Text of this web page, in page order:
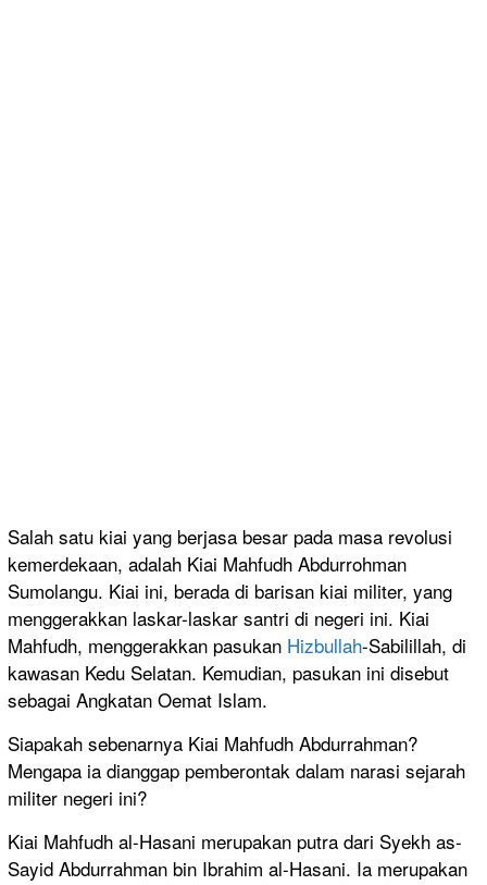
Salah satu kiai yang berjasa besar pada masa revolusi
kemerdekaan, adalah Kiai Mahfudh Abdurrohman
Sumolangu. Kiai ini, berada di barisan kiai militer, yang
menggerakkan laskar-laskar santri di negeri ini. Kiai
Mahfudh, menggerakkan pasukan Hizbullah-Sabilillah, di
kawasan Kedu Selatan. Kemudian, pasukan ini disebut
sebagai Angkatan Oemat Islam.
Siapakah sebenarnya Kiai Mahfudh Abdurrahman?
Mengapa ia dianggap pemberontak dalam narasi sejarah
militer negeri ini?
Kiai Mahfudh al-Hasani merupakan putra dari Syekh as-
Sayid Abdurrahman bin Ibrahim al-Hasani. Ia merupakan